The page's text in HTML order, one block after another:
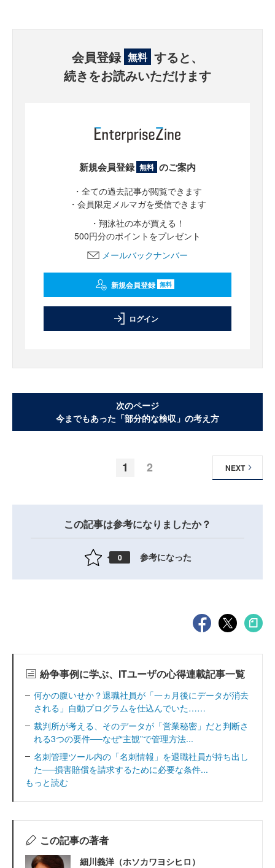
会員登録 無料 すると、
続きをお読みいただけます
新規会員登録 無料 のご案内
・全ての過去記事が閲覧できます
・会員限定メルマガを受信できます
・翔泳社の本が買える！
500円分のポイントをプレゼント
メールバックナンバー
新規会員登録 無料
ログイン
次のページ
今までもあった「部分的な検収」の考え方
1 2 NEXT
この記事は参考になりましたか？
0 参考になった
紛争事例に学ぶ、ITユーザの心得連載記事一覧
何かの腹いせか？退職社員が「一ヵ月後にデータが消去
される」自動プログラムを仕込んでいた……
裁判所が考える、そのデータが「営業秘密」だと判断さ
れる3つの要件──なぜ“主観”で管理方法...
名刺管理ツール内の「名刺情報」を退職社員が持ち出し
た──損害賠償を請求するために必要な条件...
もっと読む
この記事の著者
細川義洋（ホソカワヨシヒロ）